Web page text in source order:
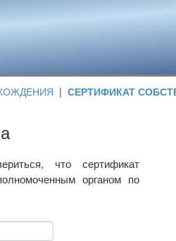
| СЕРТИФИКАТ
что сертификат
органом по